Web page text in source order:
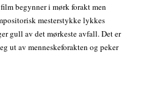
begynner i mørk forakt men
mesterstykke lykkes
gull av det mørkeste avfall. Det er
ut av menneskeforakten og peker